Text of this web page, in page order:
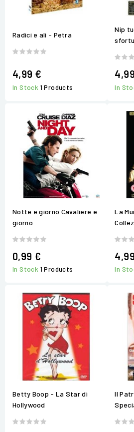
Radici e ali - Petra
4,99 €
In Stock 1 Products
Nip
In
Notte e giorno Cavaliere e
giorno
0,99 €
In Stock 1 Products
La
In
Betty Boop - La Star di
Hollywood
Il